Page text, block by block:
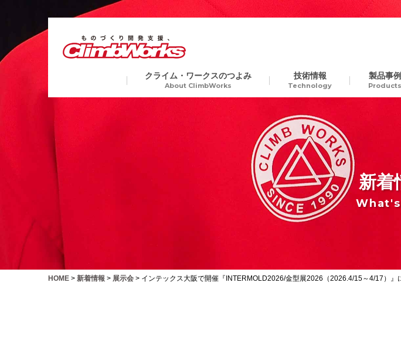
クライム・ワークスのつよみ
About ClimbWorks
品質管理
ODM生産
技術情報
Technology
切削加工から各種表面処理、ギ
ア加工や電子ビーム溶接など、
複数工程を要する製品にも一貫
製品事例
Products
新着
HOME > 新着情報 > 展示会 > インテックス大阪で開催『INTERMOLD2026/金型展2026（2026.4/15～4/17）』